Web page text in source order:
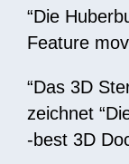
“Die
Feature
“Das 3D
zeichnet
-best 3D